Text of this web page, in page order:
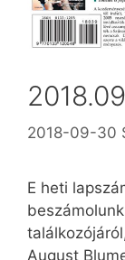
2018-09-30
E heti
August